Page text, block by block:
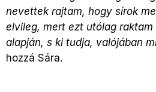
nevettek rajtam, hogy sírok
elvileg, mert ezt utólag
alapján, s ki tudja, valójában
hozzá Sára.